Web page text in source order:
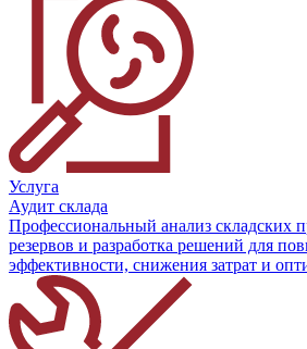
Услуга
Аудит склада
Профессиональный анализ складских
резервов и разработка решений для
эффективности, снижения затрат и